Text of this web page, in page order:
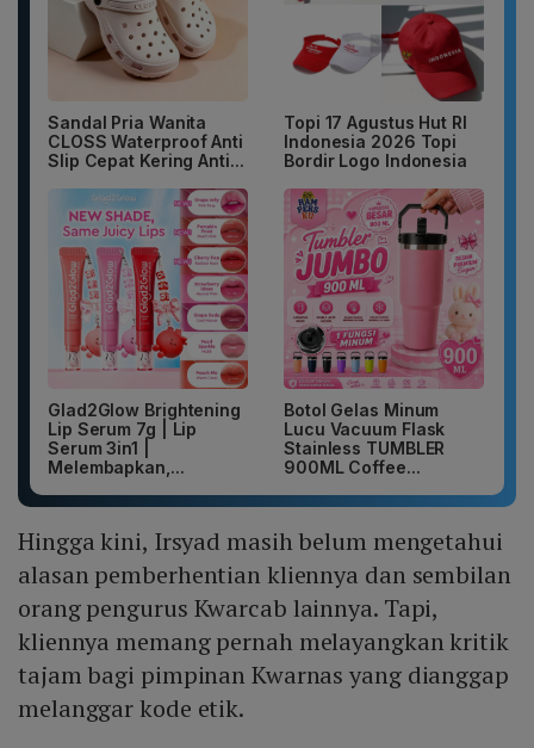
Sandal Pria Wanita
CLOSS Waterproof Anti
Slip Cepat Kering Anti...
Topi 17 Agustus Hut RI
Indonesia 2026 Topi
Bordir Logo Indonesia
Glad2Glow Brightening
Lip Serum 7g | Lip
Serum 3in1 |
Melembapkan,...
Botol Gelas Minum
Lucu Vacuum Flask
Stainless TUMBLER
900ML Coffee...
Hingga kini, Irsyad masih belum mengetahui
alasan pemberhentian kliennya dan sembilan
orang pengurus Kwarcab lainnya. Tapi,
kliennya memang pernah melayangkan kritik
tajam bagi pimpinan Kwarnas yang dianggap
melanggar kode etik.